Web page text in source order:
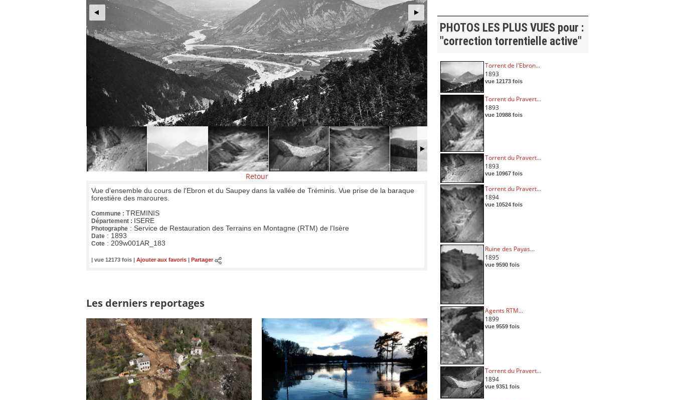
Retour
Vue d'ensemble du cours de l'Ebron et du Saupey dans la vallée de Tréminis. Vue prise de la baraque
forestière des maroures.
Commune : TREMINIS
Département : ISERE
Photographe : Service de Restauration des Terrains en Montagne (RTM) de l'Isère
Date : 1893
Cote : 209w001AR_183
| vue 12173 fois | Ajouter aux favoris Partager
Les derniers reportages
PHOTOS LES PLUS VUES pour :
"correction torrentielle active"
Torrent de l'Ebron...
1893
vue 12173 fois
Torrent du Pravert...
1893
vue 10988 fois
Torrent du Pravert...
1893
vue 10967 fois
Torrent du Pravert...
1894
vue 10524 fois
Ruine des Payas...
1895
vue 9590 fois
Agents RTM...
1899
vue 9559 fois
Torrent du Pravert...
1894
vue 9351 fois